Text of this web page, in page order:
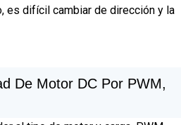
es difícil cambiar de dirección y la
De Motor DC Por PWM,